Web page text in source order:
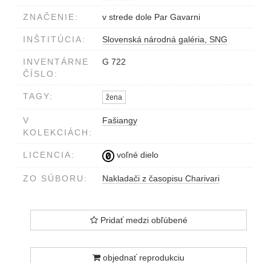
ZNAČENIE: v strede dole Par Gavarni
INŠTITÚCIA: Slovenská národná galéria, SNG
INVENTÁRNE
ČÍSLO:
G 722
TAGY: žena
V
KOLEKCIÁCH:
Fašiangy
LICENCIA: voľné dielo
ZO SÚBORU: Nakladači z časopisu Charivari
Pridať medzi obľúbené
objednať reprodukciu